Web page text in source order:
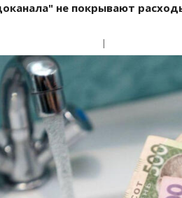
не покрывают
|